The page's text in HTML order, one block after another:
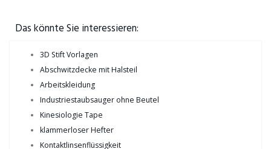
Das könnte Sie interessieren:
3D Stift Vorlagen
Abschwitzdecke mit Halsteil
Arbeitskleidung
Industriestaubsauger ohne Beutel
Kinesiologie Tape
klammerloser Hefter
Kontaktlinsenflüssigkeit